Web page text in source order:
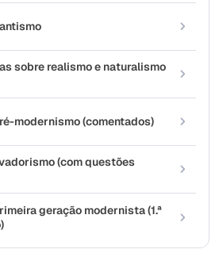
sobre realismo e naturalismo
modernismo (comentados)
(com questões
geração modernista (1.ª